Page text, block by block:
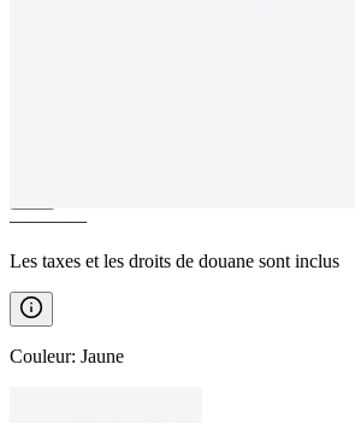
————
Les taxes et les droits de douane sont inclus
Couleur: Jaune